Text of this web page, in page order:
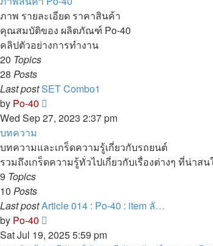
ภาพ รายละเอียด ราคาสินค้า
คุณสมบัติของ ผลิตภัณฑ์ Po-40
คลิปตัวอย่างการทำงาน
20 Topics
28 Posts
Last postSET Combo1
by Po-40
the
post
Wed Sep 27, 2023 2:37 pm
บทความ
บทความและเกร็ดความรู้เกี่ยวกับรถยนต์
รวมถึงเกร็ดความรู้ทั่วไปเกี่ยวกับเรื่องต่างๆ ที่น่าสน
9 Topics
10 Posts
Last postArticle 014 : Po-40 : item ลั…
by Po-40
the
Sat Jul 19, 2025 5:59 pm